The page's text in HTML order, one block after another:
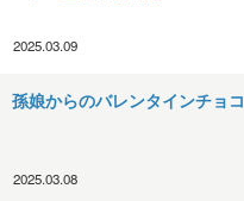
2025.03.09
孫娘からのバレンタインチョコ
2025.03.08